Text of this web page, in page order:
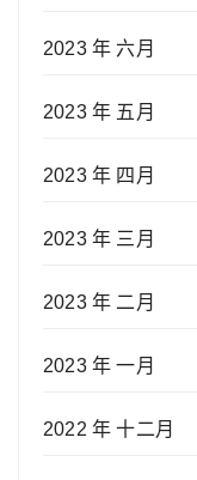
2023 年 六月
2023 年 五月
2023 年 四月
2023 年 三月
2023 年 二月
2023 年 一月
2022 年 十二月